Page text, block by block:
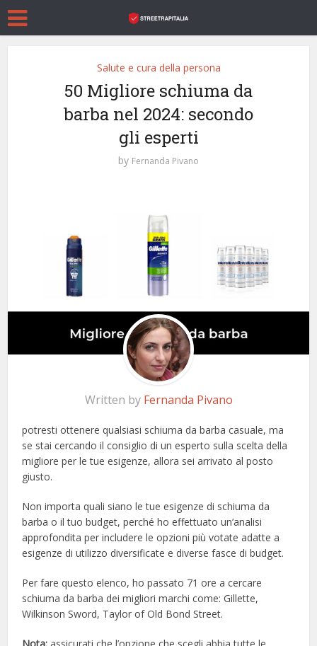
Salute e cura della persona
50 Migliore schiuma da
barba nel 2024: secondo
gli esperti
by Fernanda Pivano
Written by Fernanda Pivano
potresti ottenere qualsiasi schiuma da barba casuale, ma
se stai cercando il consiglio di un esperto sulla scelta della
migliore per le tue esigenze, allora sei arrivato al posto
giusto.
Non importa quali siano le tue esigenze di schiuma da
barba o il tuo budget, perché ho effettuato un’analisi
approfondita per includere le opzioni più votate adatte a
esigenze di utilizzo diversificate e diverse fasce di budget.
Per fare questo elenco, ho passato 71 ore a cercare
schiuma da barba dei migliori marchi come: Gillette,
Wilkinson Sword, Taylor of Old Bond Street.